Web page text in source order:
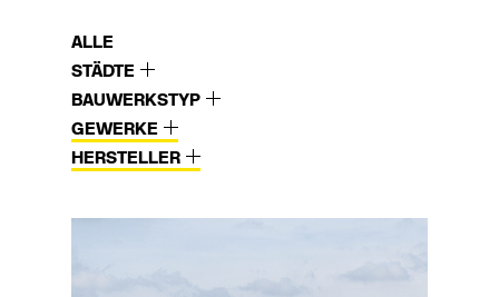
ALLE
STÄDTE
BAUWERKSTYP
GEWERKE
HERSTELLER